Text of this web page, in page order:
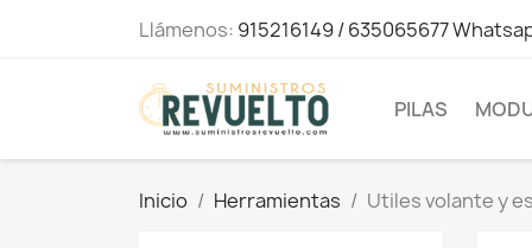
Llámenos: 915216149 / 635065677
PILAS
Inicio Herramientas Utiles volante y